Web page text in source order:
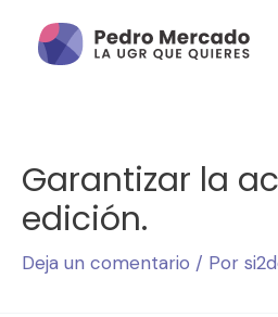
Garantizar la
edición.
Deja un comentario / Por